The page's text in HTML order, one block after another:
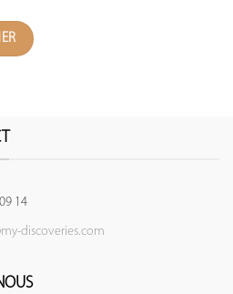
14
discoveries.com